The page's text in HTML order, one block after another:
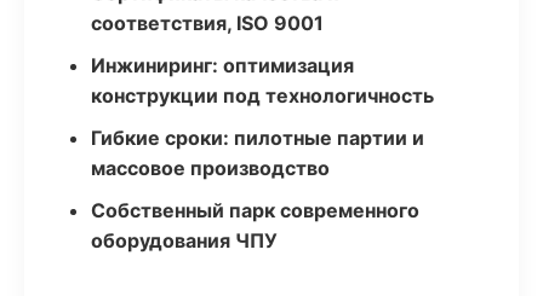
соответствия, ISO 9001
Инжиниринг: оптимизация
конструкции под технологичность
Гибкие сроки: пилотные партии и
массовое производство
Собственный парк современного
оборудования ЧПУ